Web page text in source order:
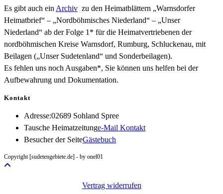
Es gibt auch ein Archiv zu den Heimatblättern „Warnsdorfer
Heimatbrief“ – „Nordböhmisches Niederland“ – „Unser
Niederland“ ab der Folge 1* für die Heimatvertriebenen der
nordböhmischen Kreise Warnsdorf, Rumburg, Schluckenau, mit
Beilagen („Unser Sudetenland“ und Sonderbeilagen).
Es fehlen uns noch Ausgaben*, Sie können uns helfen bei der
Aufbewahrung und Dokumentation.
Kontakt
Adresse:02689 Sohland Spree
Tausche Heimatzeitunge-Mail KontaktOpens
Besucher der SeiteGästebuch
Copyright [sudetengebiete.de] - by onel01
Vertrag widerrufen